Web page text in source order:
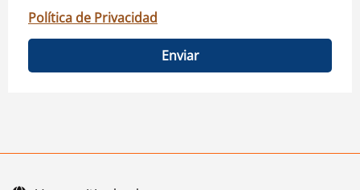
Política de Privacidad
Enviar